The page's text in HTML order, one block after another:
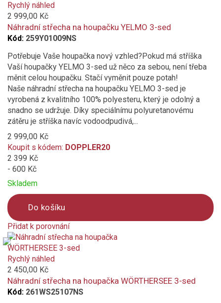
Rychlý náhled
2 999,00 Kč
Náhradní střecha na houpačku YELMO 3-sed
Kód: 259Y01009NS
Potřebuje Vaše houpačka nový vzhled?Pokud má stříška
Vaší houpačky YELMO 3-sed už něco za sebou, není třeba
měnit celou houpačku. Stačí vyměnit pouze potah!
Naše náhradní střecha na houpačku YELMO 3-sed je
vyrobená z kvalitního 100% polyesteru, který je odolný a
snadno se udržuje. Díky speciálnímu polyuretanovému
zátěru je stříška navíc vodoodpudivá,...
2 999,00 Kč
Koupit s kódem: DOPPLER20
2 399 Kč
- 600 Kč
Skladem
Do košíku
Přidat k porovnání
Product
is
added
to
compare
Rychlý náhled
2 450,00 Kč
Náhradní střecha na houpačka WÖRTHERSEE 3-sed
Kód: 261WS25107NS